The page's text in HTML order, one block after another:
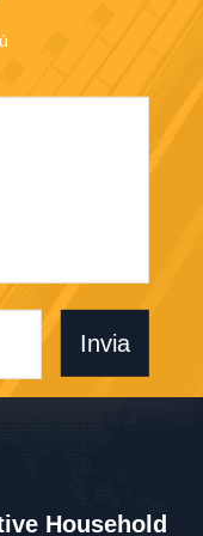
Invia
Household